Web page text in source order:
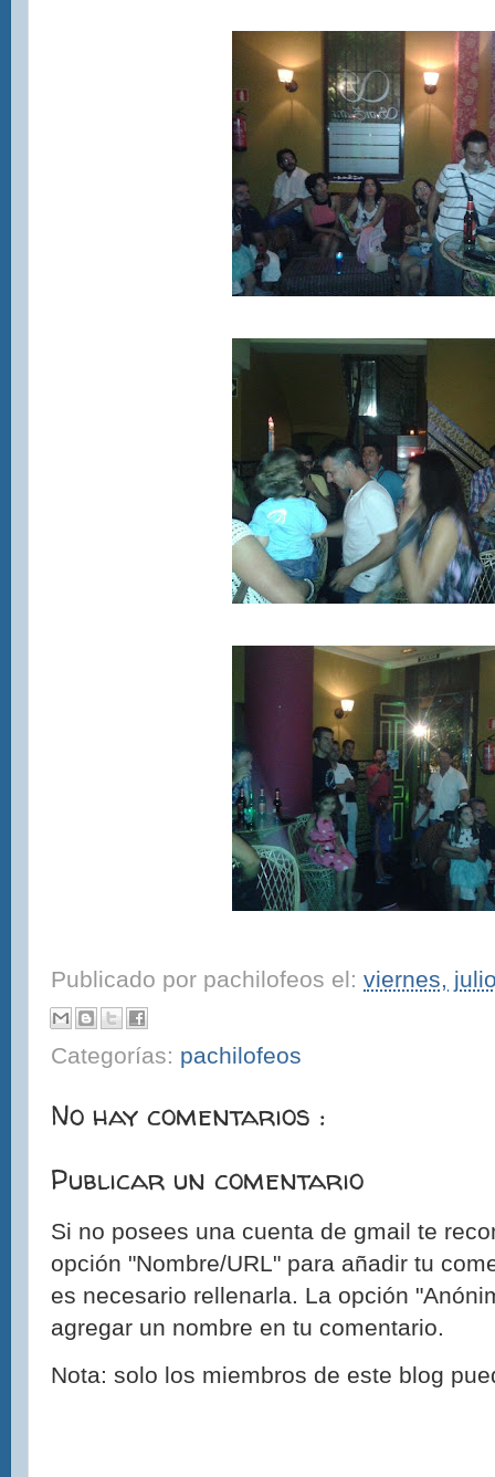
Publicado por pachilofeos el: viernes,
Categorías: pachilofeos
No hay comentarios :
Publicar un comentario
Si no posees una cuenta de gmail te
opción "Nombre/URL" para añadir tu
es necesario rellenarla. La opción
agregar un nombre en tu comentario.
Nota: solo los miembros de este blog